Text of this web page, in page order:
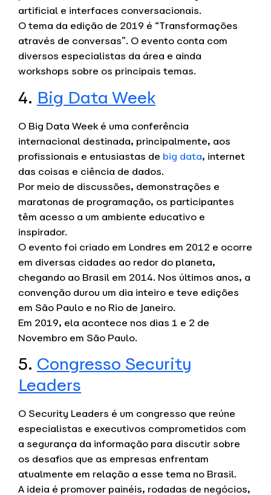
artificial e interfaces conversacionais.
O tema da edição de 2019 é “Transformações
através de conversas”. O evento conta com
diversos especialistas da área e ainda
workshops sobre os principais temas.
4. Big Data Week
O Big Data Week é uma conferência
internacional destinada, principalmente, aos
profissionais e entusiastas de big data, internet
das coisas e ciência de dados.
Por meio de discussões, demonstrações e
maratonas de programação, os participantes
têm acesso a um ambiente educativo e
inspirador.
O evento foi criado em Londres em 2012 e ocorre
em diversas cidades ao redor do planeta,
chegando ao Brasil em 2014. Nos últimos anos, a
convenção durou um dia inteiro e teve edições
em São Paulo e no Rio de Janeiro.
Em 2019, ela acontece nos dias 1 e 2 de
Novembro em São Paulo.
5. Congresso Security
Leaders
O Security Leaders é um congresso que reúne
especialistas e executivos comprometidos com
a segurança da informação para discutir sobre
os desafios que as empresas enfrentam
atualmente em relação a esse tema no Brasil.
A ideia é promover painéis, rodadas de negócios,